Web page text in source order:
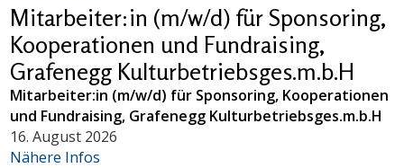
Mitarbeiter:in (m/w/d) für Sponsoring,
Kooperationen und Fundraising,
Grafenegg Kulturbetriebsges.m.b.H
Mitarbeiter:in (m/w/d) für Sponsoring, Kooperationen
und Fundraising, Grafenegg Kulturbetriebsges.m.b.H
16. August 2026
Nähere Infos